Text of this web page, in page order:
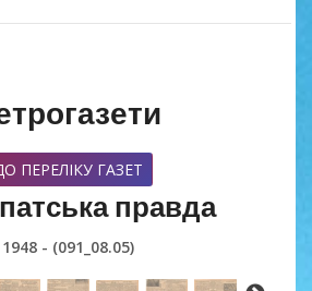
ПЕРЕЛІКУ ГАЗЕТ
правда
1948 - (091_08.05)